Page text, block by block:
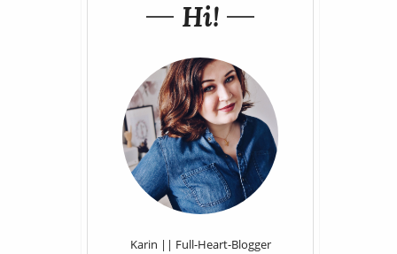
Hi!
Karin || Full-Heart-Blogger